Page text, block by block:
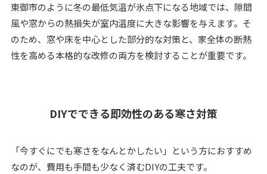
東御市のように冬の最低気温が氷点下になる地域では、隙間
風や窓からの熱損失が室内温度に大きな影響を与えます。そ
のため、窓や床を中心とした部分的な対策と、家全体の断熱
性を高める本格的な改修の両方を検討することが重要です。
DIYでできる即効性のある寒さ対策
「今すぐにでも寒さをなんとかしたい」という方におすすめ
なのが、費用も手間も少なく済むDIYの工夫です。